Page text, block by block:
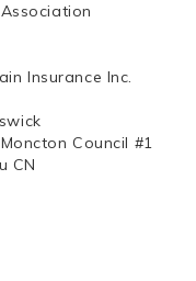
Insurance Inc.
Council #1
CN